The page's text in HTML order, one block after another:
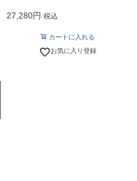
27,280 税込
カートに入れる
お気に入り登録